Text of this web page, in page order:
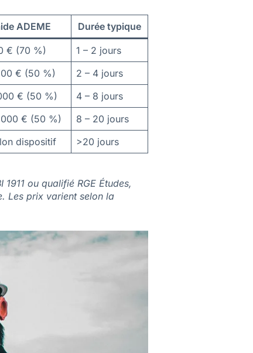
ADEME Durée typique
€ (70 %)
1 – 2 jours
€ (50 %)
2 – 4 jours
€ (50 %)
4 – 8 jours
€ (50 %)
8 – 20 jours
dispositif >20 jours
ou qualifié RGE Études,
Les prix varient selon la